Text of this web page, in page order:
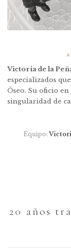
Victoria de la
especializados
Óseo. Su oficio
singularidad de
Equipo:
20 años